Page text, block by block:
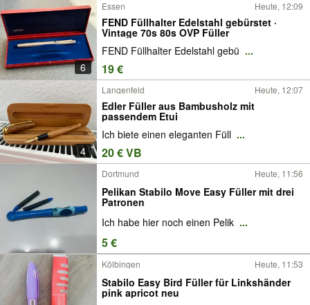
6
Essen Heute, 12:09
FEND Füllhalter Edelstahl gebürstet ·
Vintage 70s 80s OVP Füller
FEND Füllhalter Edelstahl gebü ...
19 €
4
Langenfeld Heute, 12:07
Edler Füller aus Bambusholz mit
passendem Etui
Ich biete einen eleganten Füll ...
20 € VB
Dortmund Heute, 11:56
Pelikan Stabilo Move Easy Füller mit drei
Patronen
Ich habe hier noch einen Pelik ...
5 €
Kölbingen Heute, 11:53
Stabilo Easy Bird Füller für Linkshänder
pink apricot neu